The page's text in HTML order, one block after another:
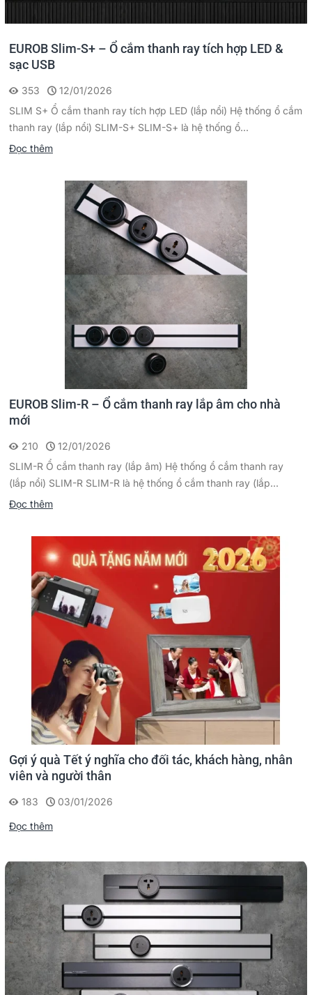
EUROB Slim-S+ – Ổ cắm thanh ray tích hợp LED &
sạc USB
353
12/01/2026
SLIM S+ Ổ cắm thanh ray tích hợp LED (lắp nổi) Hệ thống ổ cắm
thanh ray (lắp nổi) SLIM-S+ SLIM-S+ là hệ thống ổ...
Đọc thêm
EUROB Slim-R – Ổ cắm thanh ray lắp âm cho nhà
mới
210
12/01/2026
SLIM-R Ổ cắm thanh ray (lắp âm) Hệ thống ổ cắm thanh ray
(lắp nổi) SLIM-R SLIM-R là hệ thống ổ cắm thanh ray (lắp...
Đọc thêm
Gợi ý quà Tết ý nghĩa cho đối tác, khách hàng, nhân
viên và người thân
183 03/01/2026
Đọc thêm